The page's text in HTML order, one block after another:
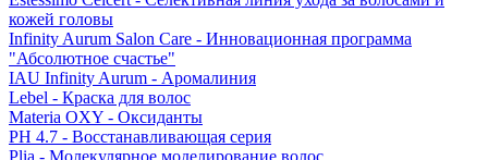
кожей головы
Infinity Aurum Salon Care - Инновационная программа
"Абсолютное счастье"
IAU Infinity Aurum - Аромалиния
Lebel - Краска для волос
Materia OXY - Оксиданты
PH 4.7 - Восстанавливающая серия
Plia - Молекулярное моделирование волос